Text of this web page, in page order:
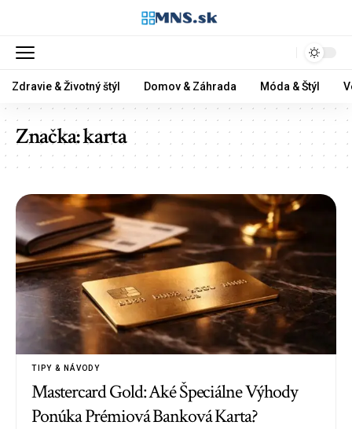
Zdravie & Životný štýl Domov & Záhrada Móda & Štýl
Značka:karta
TIPY & NÁVODY
Mastercard Gold: Aké Špeciálne Výhody
Ponúka Prémiová Banková Karta?